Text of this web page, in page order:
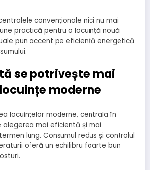
convenționale nici nu mai
practică pentru o locuință nouă.
pun accent pe eficiență energetică
se potrivește mai
moderne
locuințelor moderne, centrala în
alegerea mai eficientă și mai
lung. Consumul redus și controlul
oferă un echilibru foarte bun